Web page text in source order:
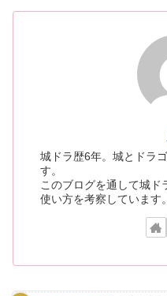
城ドラ歴6年。城とドラ
す。
このブログを通して城
使い方を考察しています。